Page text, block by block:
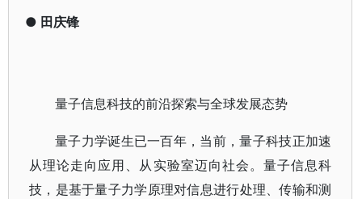
● 田庆锋
量子信息科技的前沿探索与全球发展态势
量子力学诞生已一百年，当前，量子科技正加速
从理论走向应用、从实验室迈向社会。量子信息科
技，是基于量子力学原理对信息进行处理、传输和测